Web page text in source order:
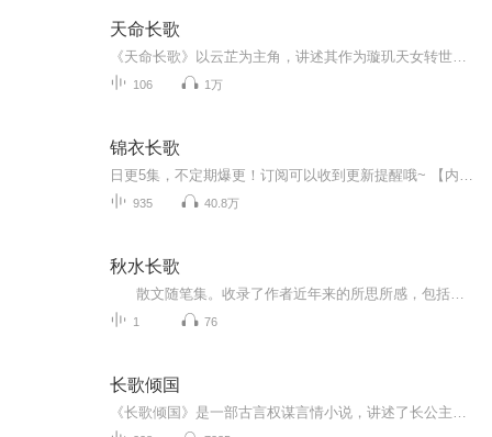
天命长歌
106 1万
锦衣长歌
935 40.8万
秋水长歌
1 76
长歌倾国